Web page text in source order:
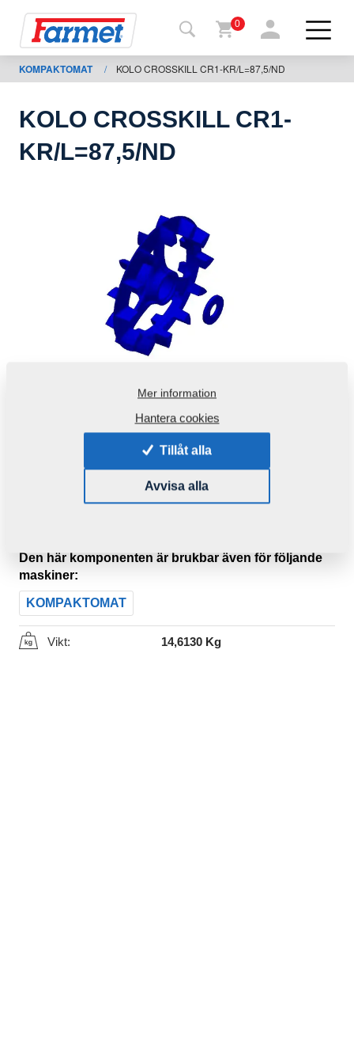
shop
nedladdning
0
KOMPAKTOMAT / KOLO CROSSKILL CR1-KR/L=87,5/ND
KOLO CROSSKILL CR1-
KR/L=87,5/ND
Produktkod: 4008132ND
Den här komponenten är brukbar även för följande
maskiner:
KOMPAKTOMAT
Vikt: 14,6130 Kg
Mer information
Hantera cookies
Tillåt alla
Avvisa alla